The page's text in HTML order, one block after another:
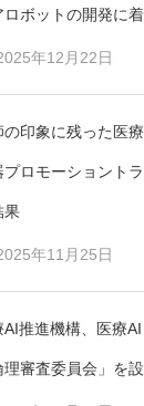
ロボットの開発に
年12月22日
の印象に残った医
プロモーショント
果
年11月25日
AI推進機構、医療
理審査委員会」を